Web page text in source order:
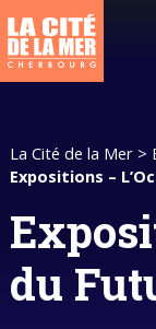
La Cité de la Mer>
Expositions –
du